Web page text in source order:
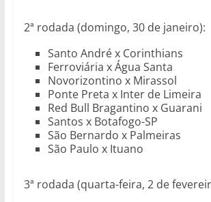
2ª rodada (domingo, 30 de janeiro):
Santo André x Corinthians
Ferroviária x Água Santa
Novorizontino x Mirassol
Ponte Preta x Inter de Limeira
Red Bull Bragantino x Guarani
Santos x Botafogo-SP
São Bernardo x Palmeiras
São Paulo x Ituano
3ª rodada (quarta-feira, 2 de